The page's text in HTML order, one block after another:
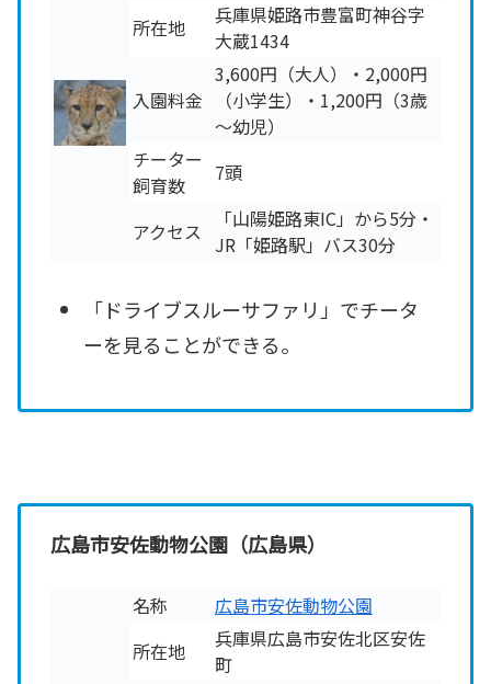
所在地
兵庫県姫路市豊富町神谷字
大蔵1434
入園料金
3,600円（大人）・2,000円
（小学生）・1,200円（3歳
～幼児）
チーター
飼育数
7頭
アクセス
「山陽姫路東IC」から5分・
JR「姫路駅」バス30分
「ドライブスルーサファリ」でチータ
ーを見ることができる。
広島市安佐動物公園（広島県）
名称
広島市安佐動物公園
所在地
兵庫県広島市安佐北区安佐
町